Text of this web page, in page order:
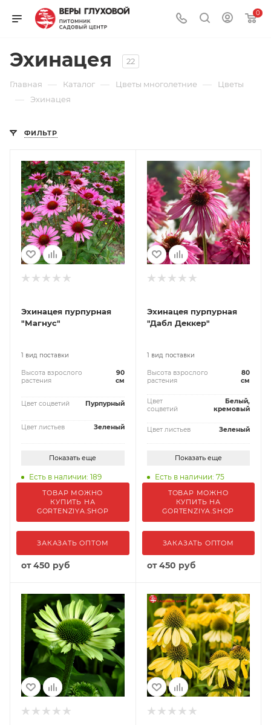
0
Эхинацея 22
Главная — Каталог — Цветы многолетние — Цветы
— Эхинацея
ФИЛЬТР
Эхинацея пурпурная
"Магнус"
1 вид поставки
Высота взрослого
растения
90
см
Цвет соцветий Пурпурный
Цвет листьев Зеленый
Показать еще
Есть в наличии: 189
ТОВАР МОЖНО
КУПИТЬ НА
GORTENZIYA.SHOP
ЗАКАЗАТЬ ОПТОМ
от450 руб
Эхинацея пурпурная
"Дабл Деккер"
1 вид поставки
Высота взрослого
растения
80
см
Цвет
соцветий
Белый,
кремовый
Цвет листьев Зеленый
Показать еще
Есть в наличии: 75
ТОВАР МОЖНО
КУПИТЬ НА
GORTENZIYA.SHOP
ЗАКАЗАТЬ ОПТОМ
от450 руб